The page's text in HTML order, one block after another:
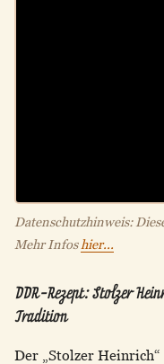
Datenschutzhinweis:
Mehr Infoshier...
DDR-Rezept: Stolzer
Tradition
Der „Stolzer